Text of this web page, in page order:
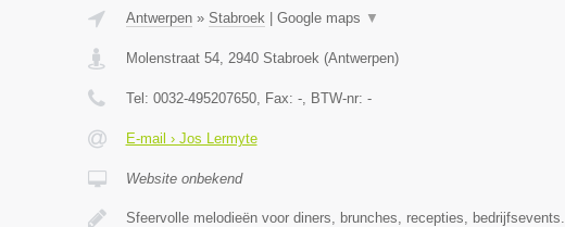
Antwerpen» Stabroek| Google maps ▼
Molenstraat 54, 2940 Stabroek(Antwerpen)
Tel: 0032-495207650, Fax: -, BTW-nr: -
E-mail › Jos Lermyte
Website onbekend
Sfeervolle melodieën voor diners, brunches, recepties, bedrijfsevents.